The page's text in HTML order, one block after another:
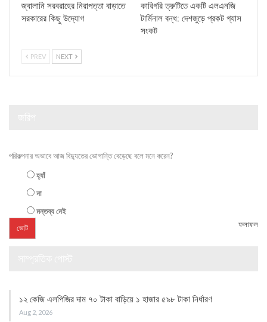
জ্বালানি সরবরাহের নিরাপত্তা বাড়াতে
সরকারের কিছু উদ্যোগ
কারিগরি ত্রুটিতে একটি এলএনজি
টার্মিনাল বন্ধ: দেশজুড়ে প্রকট গ্যাস
সংকট
PREV NEXT
পরিকল্পনার অভাবে আজ বিদ্যুতের ভোগান্তি বেড়েছে বলে মনে করেন?
হ্যাঁ
না
মন্তব্য নেই
ফলাফল
১২ কেজি এলপিজির দাম ৭০ টাকা বাড়িয়ে ১ হাজার ৫৯৮ টাকা নির্ধারণ
Aug 2, 2026